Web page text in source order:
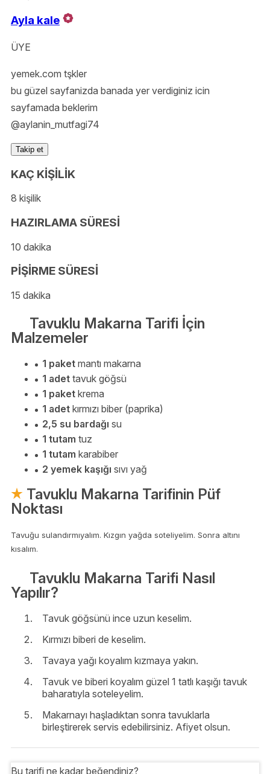
Ayla kale
ÜYE
yemek.com tşkler
bu güzel sayfanizda banada yer verdiginiz icin
sayfamada beklerim
@aylanin_mutfagi74
Takip et
KAÇ KİŞİLİK
8 kişilik
HAZIRLAMA SÜRESİ
10 dakika
PİŞİRME SÜRESİ
15 dakika
Tavuklu Makarna Tarifi İçin
Malzemeler
1 paket mantı makarna
1 adet tavuk göğsü
1 paket krema
1 adet kırmızı biber (paprika)
2,5 su bardağı su
1 tutam tuz
1 tutam karabiber
2 yemek kaşığı sıvı yağ
Tavuklu Makarna Tarifinin Püf
Noktası
Tavuğu sulandırmıyalım. Kızgın yağda soteliyelim. Sonra altını
kısalım.
Tavuklu Makarna Tarifi Nasıl
Yapılır?
Tavuk göğsünü ince uzun keselim.
Kırmızı biberi de keselim.
Tavaya yağı koyalım kızmaya yakın.
Tavuk ve biberi koyalım güzel 1 tatlı kaşığı tavuk
baharatıyla soteleyelim.
Makarnayı haşladıktan sonra tavuklarla
birleştirerek servis edebilirsiniz. Afiyet olsun.
Bu tarifi ne kadar beğendiniz?